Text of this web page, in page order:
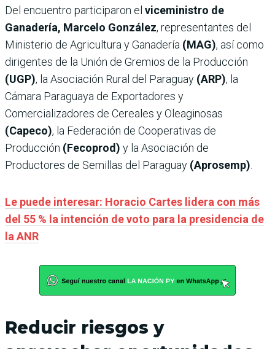
Del encuentro participaron el viceministro de
Ganadería, Marcelo González, representantes del
Ministerio de Agricultura y Ganadería (MAG), así como
dirigentes de la Unión de Gremios de la Producción
(UGP), la Asociación Rural del Paraguay (ARP), la
Cámara Paraguaya de Exportadores y
Comercializadores de Cereales y Oleaginosas
(Capeco), la Federación de Cooperativas de
Producción (Fecoprod) y la Asociación de
Productores de Semillas del Paraguay (Aprosemp)
Le puede interesar: Horacio Cartes lidera con más
del 55 % la intención de voto para la presidencia de
la ANR
Reducir riesgos y